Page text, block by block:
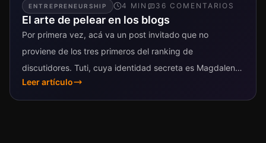
ENTREPRENEURSHIP 4 MIN 36 COMENTARIO S
El arte de pelear en los blogs
Por primera vez, acá va un post invitado que no
proviene de los tres primeros del ranking de
discutidores. Tuti, cuya identidad secreta es Magdalena
Day, fue la...
Leer artículo